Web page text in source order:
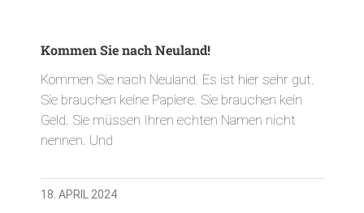
Kommen Sie nach Neuland!
Kommen Sie nach Neuland. Es ist hier sehr gut.
Sie brauchen keine Papiere. Sie brauchen kein
Geld. Sie müssen Ihren echten Namen nicht
nennen. Und
18. APRIL 2024